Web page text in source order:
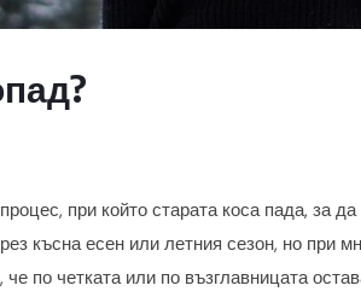
при който старата коса пада, за
късна есен или летния сезон, но при
че по четката или по възглавницата